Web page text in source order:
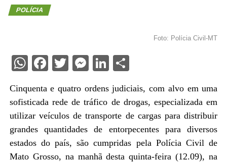
POLÍCIA
Foto: Polícia Civil-MT
WhatsApp
Facebook
Twitter
Messenger
LinkedIn
Share
Cinquenta e quatro ordens judiciais, com alvo em uma
sofisticada rede de tráfico de drogas, especializada em
utilizar veículos de transporte de cargas para distribuir
grandes quantidades de entorpecentes para diversos
estados do país, são cumpridas pela Polícia Civil de
Mato Grosso, na manhã desta quinta-feira (12.09), na